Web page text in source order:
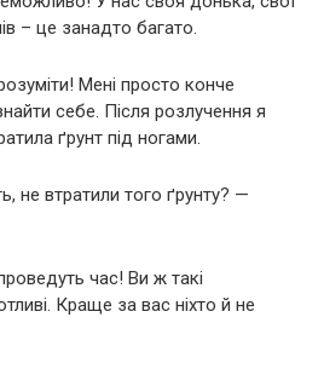
– це занадто багато.
Мені просто конче
себе. Після розлучення я
ґрунт під ногами.
не втратили того ґрунту? —
час! Ви ж такі
Краще за вас ніхто й не